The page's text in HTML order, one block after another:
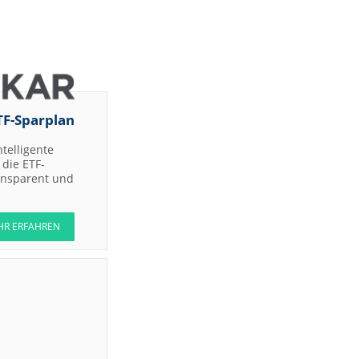
Sparplan
ETF-
und
ERFAHREN